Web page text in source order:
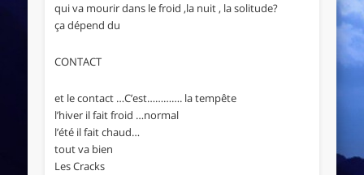
qui va mourir dans le froid ,la nuit , la solitude?
ça dépend du
CONTACT
et le contact …C’est…………. la tempête
l’hiver il fait froid …normal
l’été il fait chaud…
tout va bien
Les Cracks